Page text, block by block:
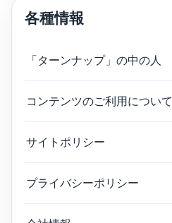
各種情報
「ターンナップ」の中の人
コンテンツのご利用について
サイトポリシー
プライバシーポリシー